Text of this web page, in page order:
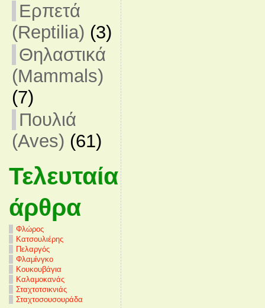
Ερπετά
(Reptilia) (3)
Θηλαστικά
(Mammals)
(7)
Πουλιά
(Aves) (61)
Τελευταία
άρθρα
Φλώρος
Κατσουλιέρης
Πελαργός
Φλαμίνγκο
Κουκουβάγια
Καλαμοκανάς
Σταχτοτσικνιάς
Σταχτοσουσουράδα